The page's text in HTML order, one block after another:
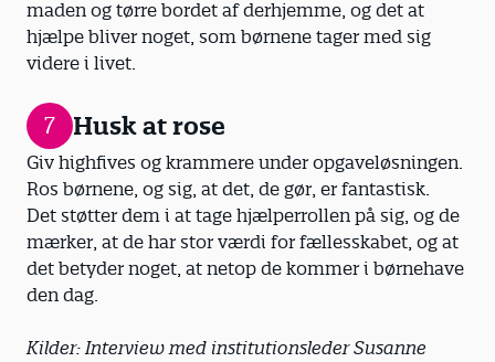
maden og tørre bordet af derhjemme, og det at
hjælpe bliver noget, som børnene tager med sig
videre i livet.
7 Husk at rose
Giv highfives og krammere under opgaveløsningen.
Ros børnene, og sig, at det, de gør, er fantastisk.
Det støtter dem i at tage hjælperrollen på sig, og de
mærker, at de har stor værdi for fællesskabet, og at
det betyder noget, at netop de kommer i børnehave
den dag.
Kilder: Interview med institutionsleder Susanne